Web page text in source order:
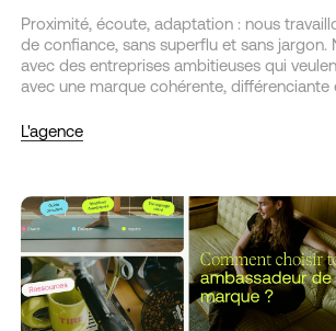
Proximité, écoute, adaptation : nous
de confiance, sans superflu et sans jargon.
avec des entreprises ambitieuses qui
avec une marque cohérente, différenciante
L'agence